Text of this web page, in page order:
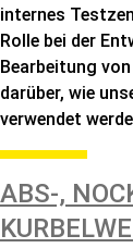
internes
Rolle bei der
Bearbeitung
darüber, wie
verwendet
ABS-,